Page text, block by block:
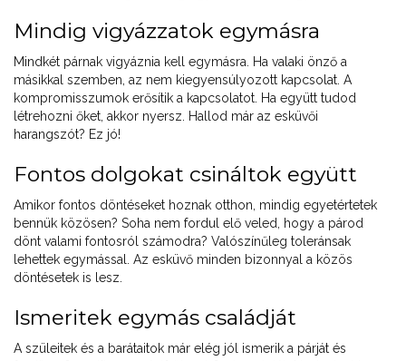
Mindig vigyázzatok egymásra
Mindkét párnak vigyáznia kell egymásra. Ha valaki önző a
másikkal szemben, az nem kiegyensúlyozott kapcsolat. A
kompromisszumok erősítik a kapcsolatot. Ha együtt tudod
létrehozni őket, akkor nyersz. Hallod már az esküvői
harangszót? Ez jó!
Fontos dolgokat csináltok együtt
Amikor fontos döntéseket hoznak otthon, mindig egyetértetek
bennük közösen? Soha nem fordul elő veled, hogy a párod
dönt valami fontosról számodra? Valószínűleg toleránsak
lehettek egymással. Az esküvő minden bizonnyal a közös
döntésetek is lesz.
Ismeritek egymás családját
A szüleitek és a barátaitok már elég jól ismerik a párját és